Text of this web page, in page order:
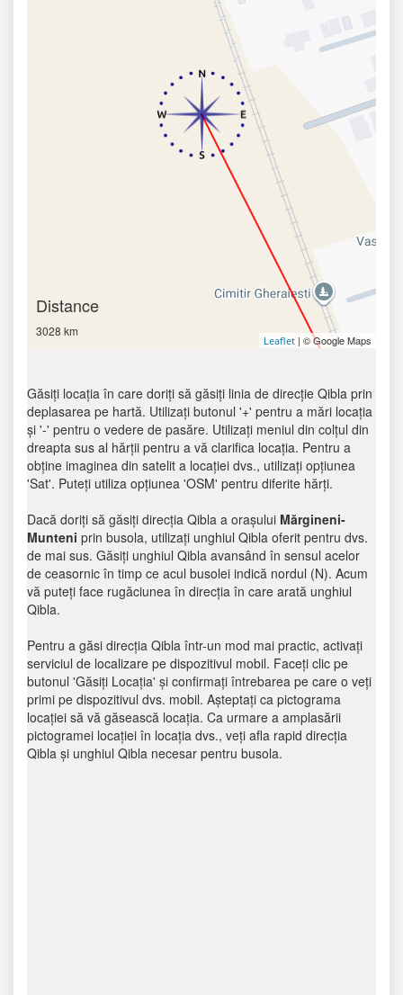
Distance
3028 km
Leaflet | © Google Maps
Găsiți locația în care doriți să găsiți linia de direcție Qibla prin
deplasarea pe hartă. Utilizați butonul '+' pentru a mări locația
și '-' pentru o vedere de pasăre. Utilizați meniul din colțul din
dreapta sus al hărții pentru a vă clarifica locația. Pentru a
obține imaginea din satelit a locației dvs., utilizați opțiunea
'Sat'. Puteți utiliza opțiunea 'OSM' pentru diferite hărți.
Dacă doriți să găsiți direcția Qibla a orașului Mărgineni-
Munteni prin busola, utilizați unghiul Qibla oferit pentru dvs.
de mai sus. Găsiți unghiul Qibla avansând în sensul acelor
de ceasornic în timp ce acul busolei indică nordul (N). Acum
vă puteți face rugăciunea în direcția în care arată unghiul
Qibla.
Pentru a găsi direcția Qibla într-un mod mai practic, activați
serviciul de localizare pe dispozitivul mobil. Faceți clic pe
butonul 'Găsiți Locația' și confirmați întrebarea pe care o veți
primi pe dispozitivul dvs. mobil. Așteptați ca pictograma
locației să vă găsească locația. Ca urmare a amplasării
pictogramei locației în locația dvs., veți afla rapid direcția
Qibla și unghiul Qibla necesar pentru busola.